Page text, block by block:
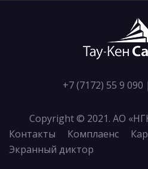
+7 (7172) 55 9 090 |
Copyright © 2021. АО
Контакты
Комплаенс
Экранный диктор